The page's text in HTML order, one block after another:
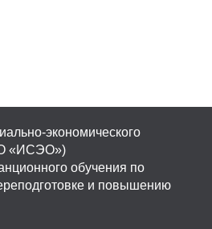
экономического
«ИСЭО»)
обучения по
и повышению